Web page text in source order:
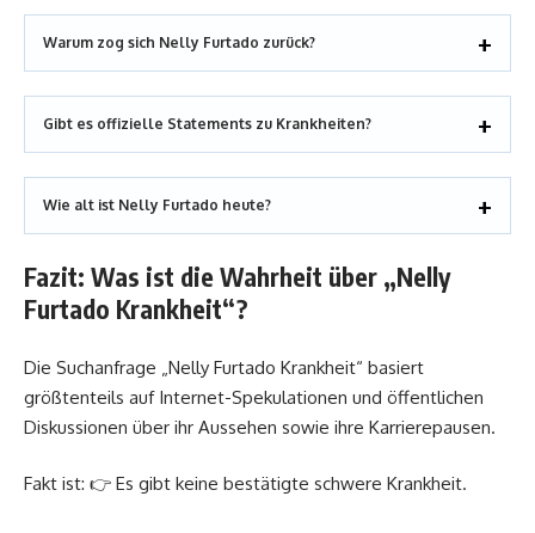
Warum zog sich Nelly Furtado zurück?
Gibt es offizielle Statements zu Krankheiten?
Wie alt ist Nelly Furtado heute?
Fazit: Was ist die Wahrheit über „Nelly
Furtado Krankheit“?
Die Suchanfrage „Nelly Furtado Krankheit“ basiert
größtenteils auf Internet-Spekulationen und öffentlichen
Diskussionen über ihr Aussehen sowie ihre Karrierepausen.
Fakt ist: 👉 Es gibt keine bestätigte schwere Krankheit.